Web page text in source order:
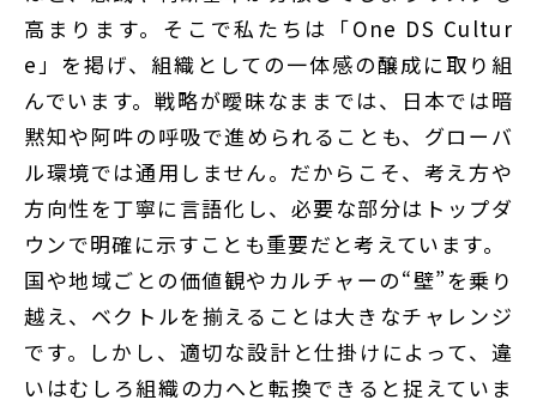
高まります。そこで私たちは「One DS Cultur
e」を掲げ、組織としての一体感の醸成に取り組
んでいます。戦略が曖昧なままでは、日本では暗
黙知や阿吽の呼吸で進められることも、グローバ
ル環境では通用しません。だからこそ、考え方や
方向性を丁寧に言語化し、必要な部分はトップダ
ウンで明確に示すことも重要だと考えています。
国や地域ごとの価値観やカルチャーの“壁”を乗り
越え、ベクトルを揃えることは大きなチャレンジ
です。しかし、適切な設計と仕掛けによって、違
いはむしろ組織の力へと転換できると捉えていま